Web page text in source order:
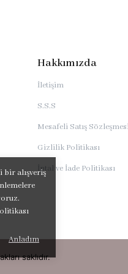
bir alışveriş
Anladım
Hakkımızda
İletişim
S.S.S
Mesafeli Satış
Gizlilik Politikası
İptal ve İade Politikası
saklıdır.